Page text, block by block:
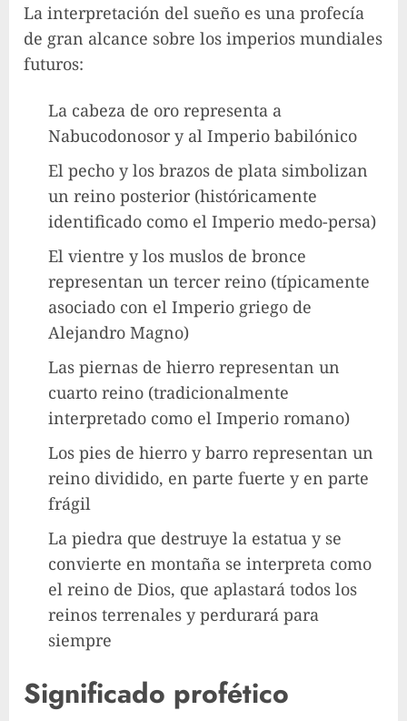
La interpretación del sueño es una profecía
de gran alcance sobre los imperios mundiales
futuros:
La cabeza de oro representa a
Nabucodonosor y al Imperio babilónico
El pecho y los brazos de plata simbolizan
un reino posterior (históricamente
identificado como el Imperio medo-persa)
El vientre y los muslos de bronce
representan un tercer reino (típicamente
asociado con el Imperio griego de
Alejandro Magno)
Las piernas de hierro representan un
cuarto reino (tradicionalmente
interpretado como el Imperio romano)
Los pies de hierro y barro representan un
reino dividido, en parte fuerte y en parte
frágil
La piedra que destruye la estatua y se
convierte en montaña se interpreta como
el reino de Dios, que aplastará todos los
reinos terrenales y perdurará para
siempre
Significado profético